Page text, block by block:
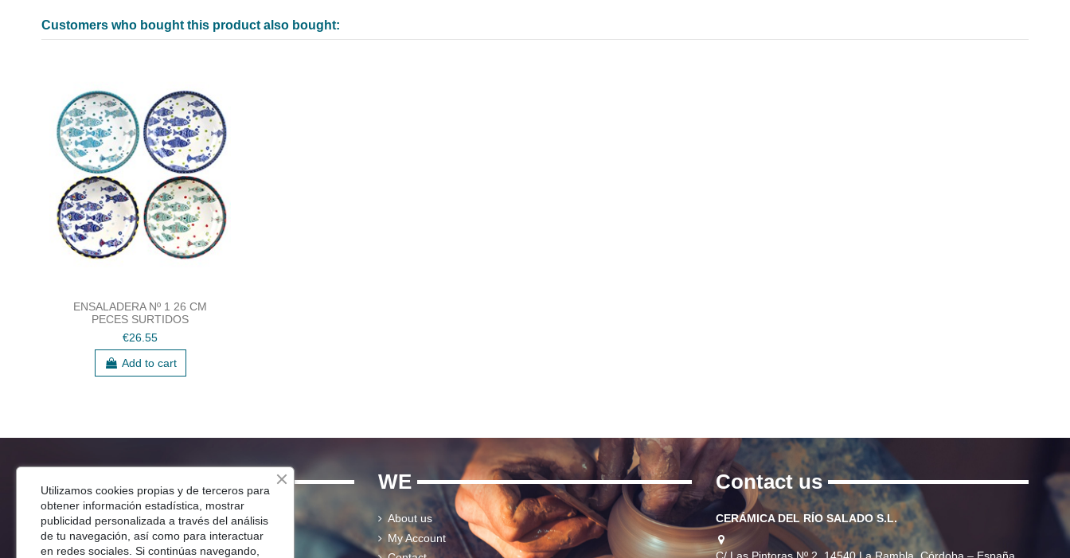
Customers who bought this product also bought:
ENSALADERA Nº 1 26 CM
PECES SURTIDOS
€26.55
Add to cart
SHOP
Menaje Mesa
Para Tu Cocina
WE
About us
My Account
Contact us
CERÁMICA DEL RÍO SALADO S.L.
C/ Las Pintoras Nº 2, 14540 La Rambla, Córdoba – España
Utilizamos cookies propias y de terceros para
obtener información estadística, mostrar
publicidad personalizada a través del análisis
de tu navegación, así como para interactuar
en redes sociales. Si continúas navegando,